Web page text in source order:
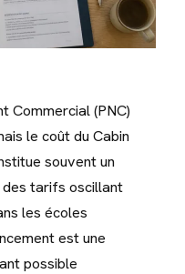
Commercial (PNC)
le coût du Cabin
souvent un
des tarifs oscillant
les écoles
est une
possible